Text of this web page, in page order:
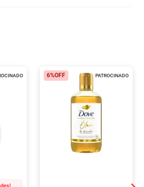
PATROCINADO
6%OFF